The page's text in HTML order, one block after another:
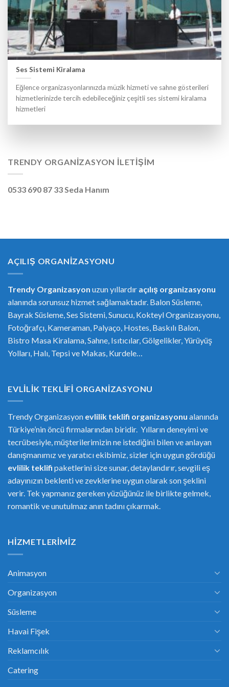
Ses Sistemi Kiralama
Eğlence organizasyonlarınızda müzik hizmeti ve sahne gösterileri
hizmetlerinizde tercih edebileceğiniz çeşitli ses sistemi kiralama
hizmetleri
TRENDY ORGANIZASYON İLETIŞIM
0533 690 87 33 Seda Hanım
AÇILIŞ ORGANIZASYONU
Trendy Organizasyon uzun yıllardır açılış organizasyonu
alanında sorunsuz hizmet sağlamaktadır. Balon Süsleme,
Bayrak Süsleme, Ses Sistemi, Sunucu, Kokteyl Organizasyonu,
Fotoğrafçı, Kameraman, Palyaço, Hostes, Baskılı Balon,
Bistro Masa Kiralama, Sahne, Isıtıcılar, Gölgelikler, Yürüyüş
Yolları, Halı, Tepsi ve Makas, Kurdele…
EVLILIK TEKLIFI ORGANIZASYONU
Trendy Organizasyon evlilik teklifi organizasyonu alanında
Türkiye’nin öncü firmalarından biridir. Yılların deneyimi ve
tecrübesiyle, müşterilerimizin ne istediğini bilen ve anlayan
danışmanımız ve yaratıcı ekibimiz, sizler için uygun gördüğü
evlilik teklifi paketlerini size sunar, detaylandırır, sevgili eş
adayınızın beklenti ve zevklerine uygun olarak son şeklini
verir. Tek yapmanız gereken yüzüğünüz ile birlikte gelmek,
romantik ve unutulmaz anın tadını çıkarmak.
HIZMETLERIMIZ
Animasyon
Organizasyon
Süsleme
Havai Fişek
Reklamcılık
Catering